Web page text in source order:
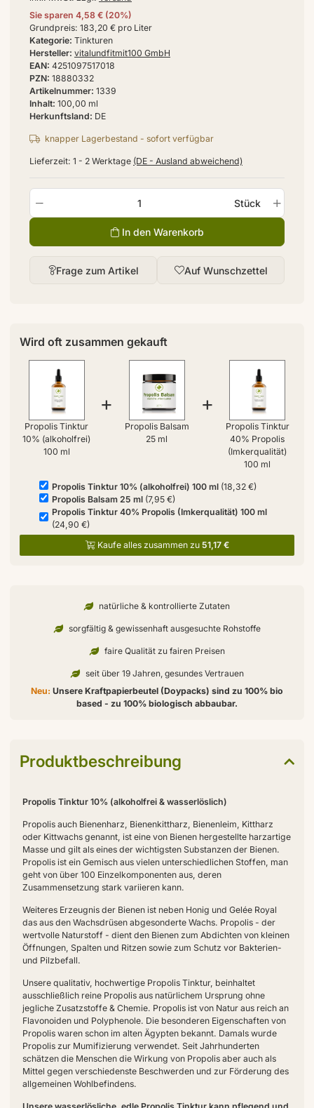
Inhalt 100,00 ml
Hersteller vitalundfitmit100 GmbH
Artikelnummer 1339
PZN 18880332
EAN 4251097517018
Herkunftsland DE
Kategorie Tinkturen
Sie sparen 4,58 € (20%)
Grundpreis: 183,20 € pro Liter
Frage zum Artikel Auf Wunschzettel
Stück
In den Warenkorb
knapper Lagerbestand - sofort verfügbar
Lieferzeit: 1 - 2 Werktage (DE - Ausland abweichend)
Wird oft zusammen gekauft
Propolis Tinktur
10% (alkoholfrei)
100 ml
+
Propolis Balsam
25 ml
+
Propolis Tinktur
40% Propolis
(Imkerqualität)
100 ml
Propolis Tinktur 10% (alkoholfrei) 100 ml(18,32 €)
Propolis Balsam 25 ml(7,95 €)
Propolis Tinktur 40% Propolis (Imkerqualität) 100 ml
(24,90 €)
Kaufe alles zusammen zu 51,17 €
natürliche & kontrollierte Zutaten
sorgfältig & gewissenhaft ausgesuchte Rohstoffe
faire Qualität zu fairen Preisen
seit über 19 Jahren, gesundes Vertrauen
Neu: Unsere Kraftpapierbeutel (Doypacks) sind zu 100% bio
based - zu 100% biologisch abbaubar.
Produktbeschreibung
Propolis Tinktur 10% (alkoholfrei & wasserlöslich)
Propolis auch Bienenharz, Bienenkittharz, Bienenleim, Kittharz
oder Kittwachs genannt, ist eine von Bienen hergestellte harzartige
Masse und gilt als eines der wichtigsten Substanzen der Bienen.
Propolis ist ein Gemisch aus vielen unterschiedlichen Stoffen, man
geht von über 100 Einzelkomponenten aus, deren
Zusammensetzung stark variieren kann.
Weiteres Erzeugnis der Bienen ist neben Honig und Gelée Royal
das aus den Wachsdrüsen abgesonderte Wachs. Propolis - der
wertvolle Naturstoff - dient den Bienen zum Abdichten von kleinen
Öffnungen, Spalten und Ritzen sowie zum Schutz vor Bakterien-
und Pilzbefall.
Unsere qualitativ, hochwertige Propolis Tinktur, beinhaltet
ausschließlich reine Propolis aus natürlichem Ursprung ohne
jegliche Zusatzstoffe & Chemie. Propolis ist von Natur aus reich an
Flavonoiden und Polyphenole. Die besonderen Eigenschaften von
Propolis waren schon im alten Ägypten bekannt. Damals wurde
Propolis zur Mumifizierung verwendet. Seit Jahrhunderten
schätzen die Menschen die Wirkung von Propolis aber auch als
Mittel gegen verschiedenste Beschwerden und zur Förderung des
allgemeinen Wohlbefindens.